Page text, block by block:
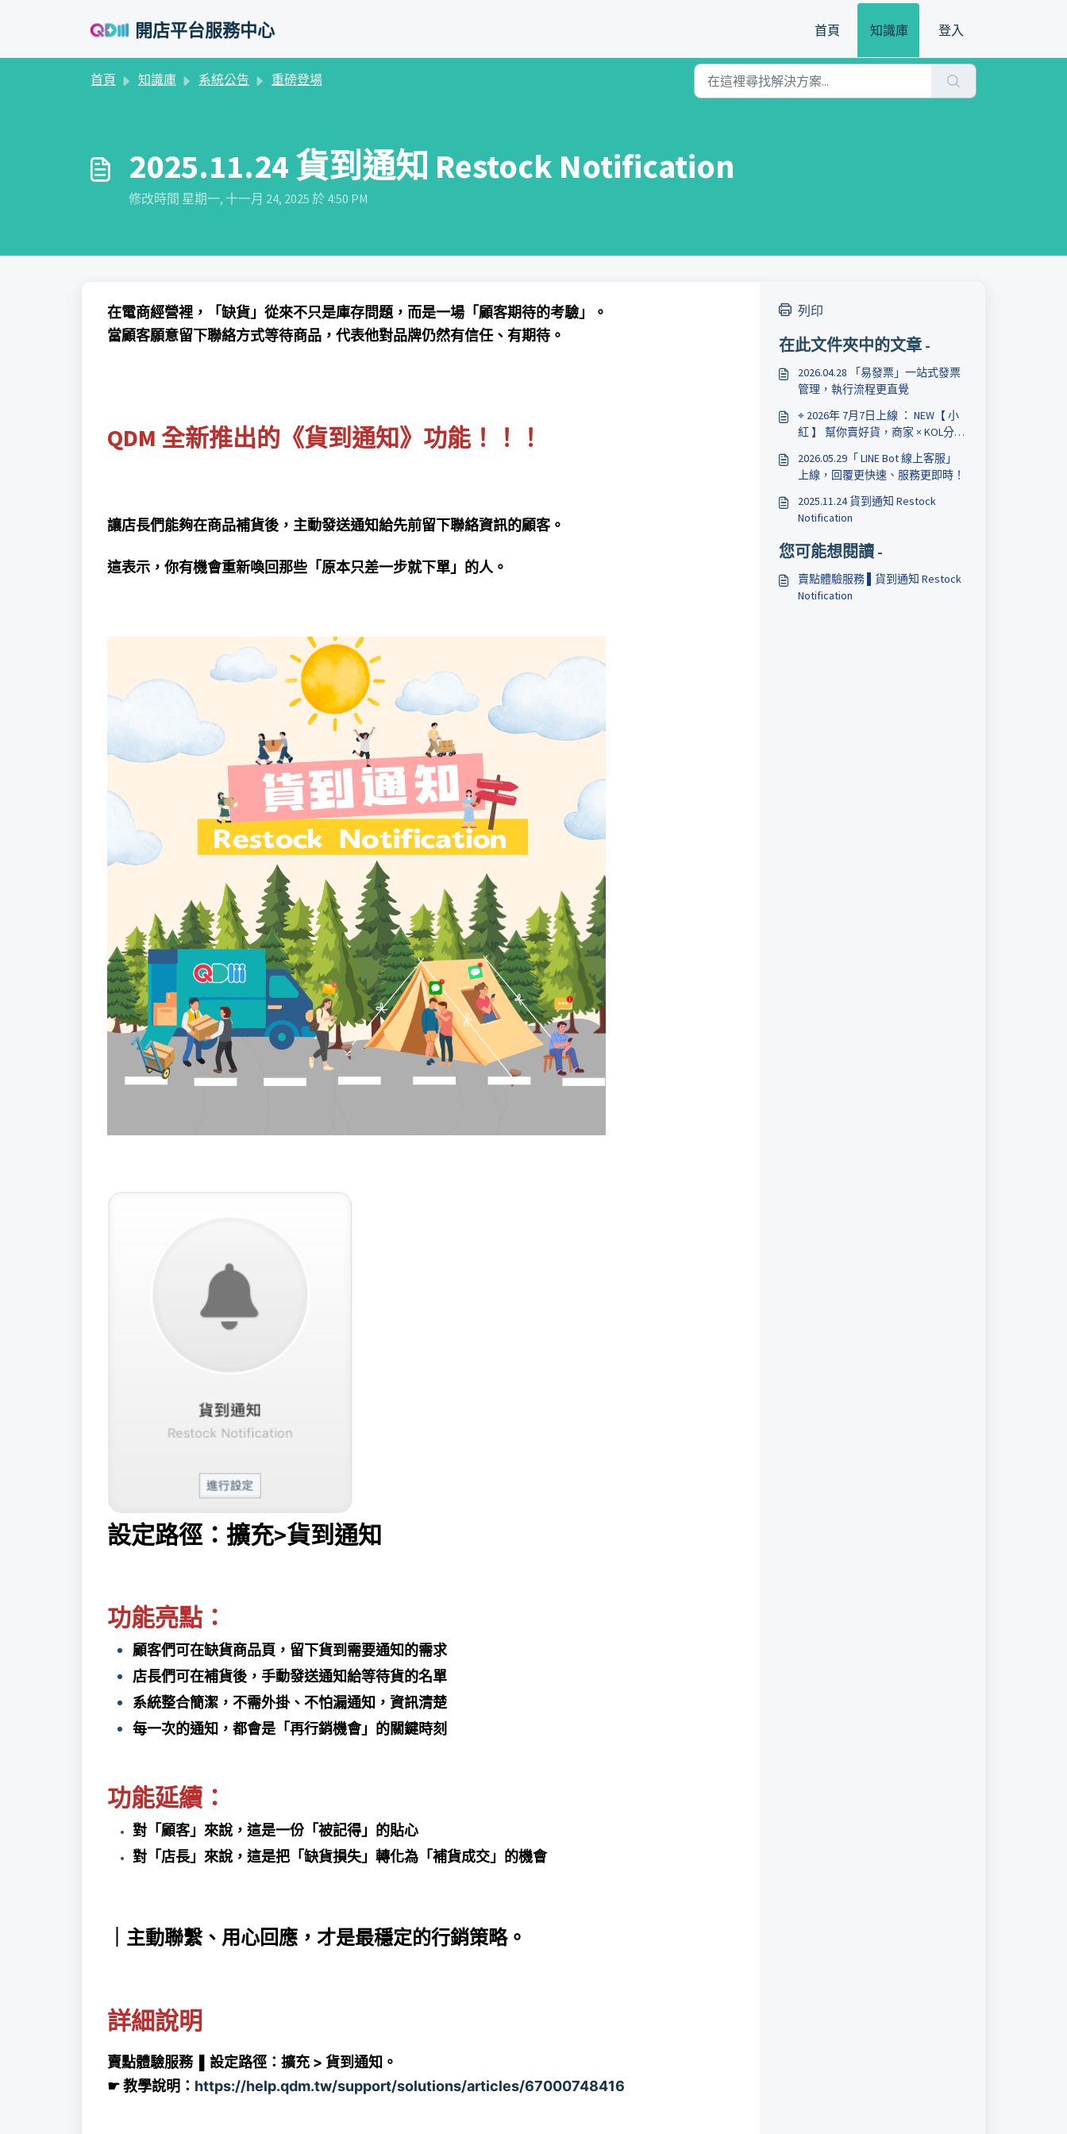
開店平台服務中心 首頁 知識庫 登入
首頁 知識庫 系統公告 重磅登場
2025.11.24 貨到通知 Restock Notification
修改時間 星期一, 十一月 24, 2025 於 4:50 PM
在電商經營裡，「缺貨」從來不只是庫存問題，而是一場「顧客期待的考驗」。
當顧客願意留下聯絡方式等待商品，代表他對品牌仍然有信任、有期待。
QDM 全新推出的《貨到通知》功能！！！
讓店長們能夠在商品補貨後，主動發送通知給先前留下聯絡資訊的顧客。
這表示，你有機會重新喚回那些「原本只差一步就下單」的人。
設定路徑： 擴充>貨到通知
功能亮點：
顧客們可在缺貨商品頁，留下貨到需要通知的需求
店長們可在補貨後，手動發送通知給等待貨的名單
系統整合簡潔，不需外掛、不怕漏通知，資訊清楚
每一次的通知，都會是「再行銷機會」的關鍵時刻
功能延續：
對「顧客」來說，這是一份「被記得」的貼心
對「店長」來說，這是把「缺貨損失」轉化為「補貨成交」的機會
｜主動聯繫、用心回應，才是最穩定的行銷策略。
詳細說明
賣點體驗服務 ▌ 設定路徑：擴充 > 貨到通知。
☛ 教學說明： https://help.qdm.tw/support/solutions/articles/67000748416
列印
在此文件夾中的文章 -
2026.04.28 「易發票」一站式發票
管理，執行流程更直覺
⌖ 2026年 7月7日上線 ： NEW【 小
紅 】 幫你賣好貨，商家 × KOL分潤
2026.05.29「 LINE Bot 線上客服」
上線，回覆更快速、服務更即時！
2025.11.24 貨到通知 Restock
Notification
您可能想閱讀 -
賣點體驗服務 ▌貨到通知 Restock
Notification